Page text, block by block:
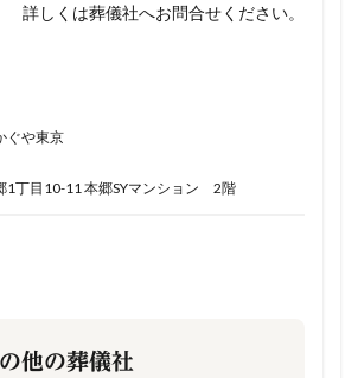
詳しくは葬儀社へお問合せください。
ぐや東京
1丁目10-11 本郷SYマンション 2階
他の葬儀社